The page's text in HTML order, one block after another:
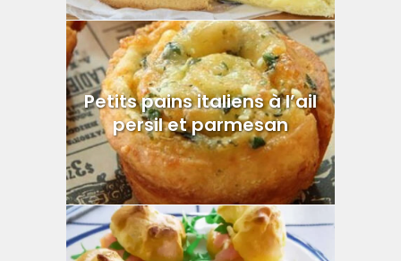
Petits pains italiens à l’ail
persil et parmesan